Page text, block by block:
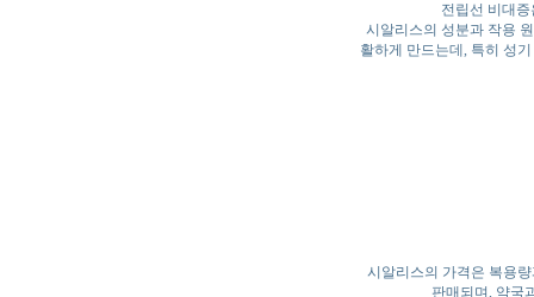
전립선 비대
시알리스의 성분과 작용
활하게 만드는데, 특히 성
시알리스의 가격은 복용
판매되며, 약국